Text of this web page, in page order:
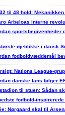
til 48 hold: Mekanikken
Arbeloas interne
sportsbegivenheder
øjeblikke i dansk
fodboldvæddemål
Nations League-
danske fans følger
til stuen: Sådan
fodbold-
Nørgaard skal til